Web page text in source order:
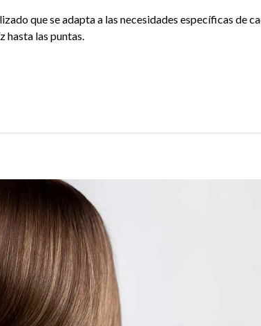
que se adapta a las necesidades específicas de
las puntas.